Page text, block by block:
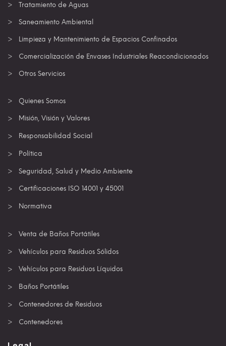
Tratamiento de Aguas
Saneamiento Ambiental
Limpieza y Mantenimiento de Espacios Confinados
Comercialización de Envases Industriales Reacondicionados
Otros Servicios
Quienes Somos
Misión, Visión y Valores
Responsabilidad Social
Política
Seguridad, Salud y Medio Ambiente
Certificaciones ISO 14001 y 45001
Normativa
Venta de Baños Portátiles
Vehículos para Residuos Sólidos
Vehículos para Residuos Líquidos
Baños Portátiles
Contenedores de Residuos
Contenedores